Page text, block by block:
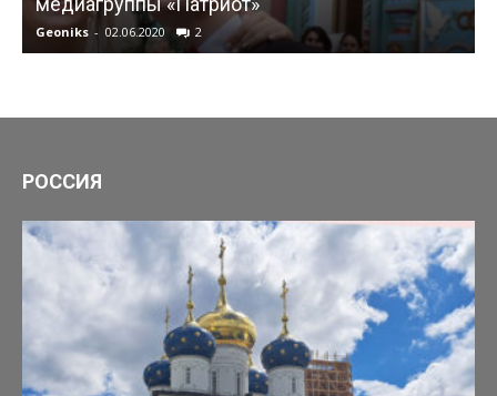
Geoniks - 02.06.2020 2
РОССИЯ